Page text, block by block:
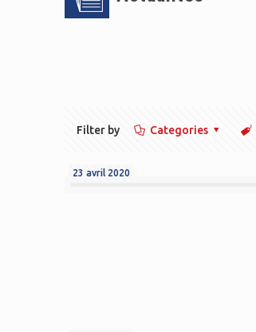
Filter by Categories
23 avril 2020